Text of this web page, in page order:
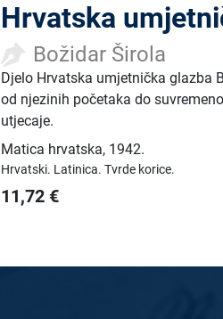
Hrvatska
Božidar Širola
Djelo Hrvatska umjetnička glazba
od njezinih početaka do
utjecaje.
Matica hrvatska, 1942.
Hrvatski. Latinica.Tvrde korice.
11,72 €